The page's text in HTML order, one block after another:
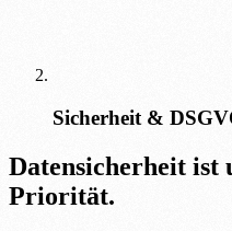
Sicherheit &
Datensicherheit ist
Priorität.